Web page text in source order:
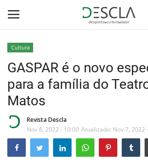
Home
Desporto
Cultura
GASPAR é o novo
para a família do
Matos
Revista Descla
Nov 8, 2022 - 10:00 Atualizado: Nov 7, 2022